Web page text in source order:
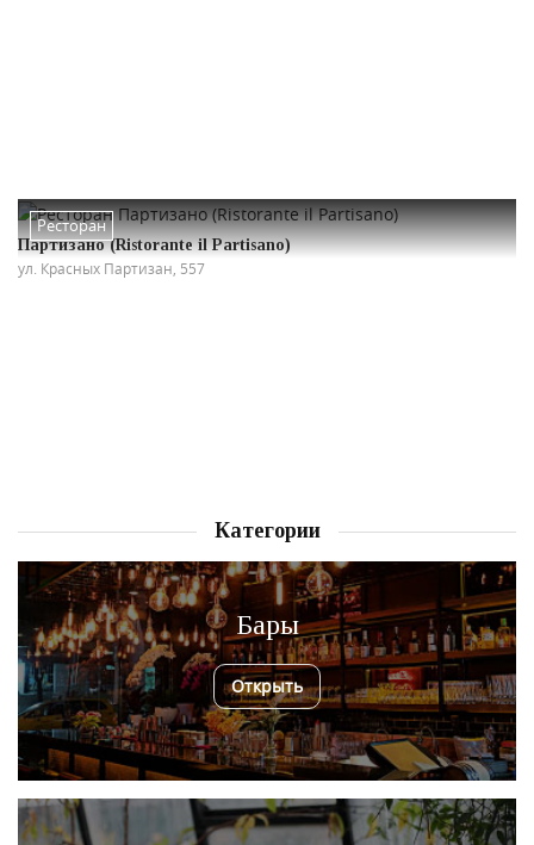
Ресторан
Партизано (Ristorante il Partisano)
ул. Красных Партизан, 557
Категории
Бары
Открыть